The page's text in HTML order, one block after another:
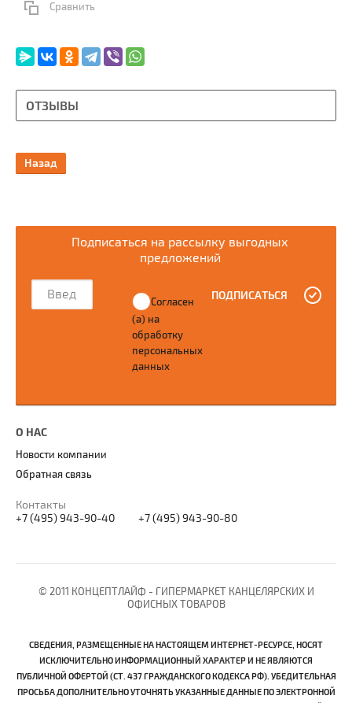
Сравнить
ОТЗЫВЫ
Назад
Подписаться на рассылку выгодных
предложений
Согласен
(а) на
обработку
персональных
данных
ПОДПИСАТЬСЯ
О НАС
Новости компании
Обратная связь
Контакты
+7 (495) 943-90-40
+7 (495) 943-90-80
© 2011 КОНЦЕПТЛАЙФ - ГИПЕРМАРКЕТ КАНЦЕЛЯРСКИХ И
ОФИСНЫХ ТОВАРОВ
СВЕДЕНИЯ, РАЗМЕЩЕННЫЕ НА НАСТОЯЩЕМ ИНТЕРНЕТ-РЕСУРСЕ, НОСЯТ
ИСКЛЮЧИТЕЛЬНО ИНФОРМАЦИОННЫЙ ХАРАКТЕР И НЕ ЯВЛЯЮТСЯ
ПУБЛИЧНОЙ ОФЕРТОЙ (СТ. 437 ГРАЖДАНСКОГО КОДЕКСА РФ). УБЕДИТЕЛЬНАЯ
ПРОСЬБА ДОПОЛНИТЕЛЬНО УТОЧНЯТЬ УКАЗАННЫЕ ДАННЫЕ ПО ЭЛЕКТРОННОЙ